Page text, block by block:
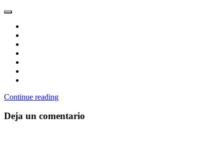
Continue reading
Deja un comentario